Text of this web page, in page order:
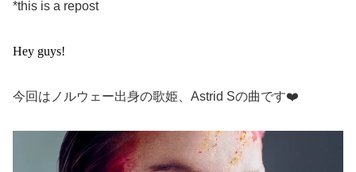
*this is a repost
Hey guys!
今回はノルウェー出身の歌姫、Astrid Sの曲です❤️